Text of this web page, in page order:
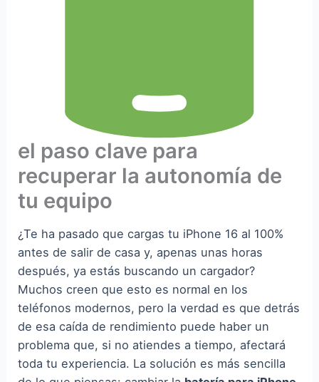
el paso clave para
recuperar la autonomía de
tu equipo
¿Te ha pasado que cargas tu iPhone 16 al 100%
antes de salir de casa y, apenas unas horas
después, ya estás buscando un cargador?
Muchos creen que esto es normal en los
teléfonos modernos, pero la verdad es que detrás
de esa caída de rendimiento puede haber un
problema que, si no atiendes a tiempo, afectará
toda tu experiencia. La solución es más sencilla